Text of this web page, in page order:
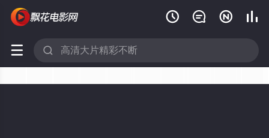
   
 